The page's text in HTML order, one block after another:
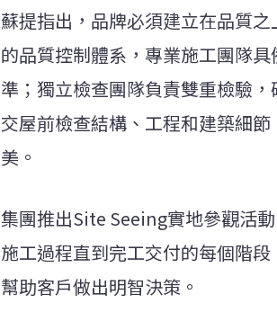
蘇提指出，品牌必須建立在品質
的品質控制體系，專業施工團隊
準；獨立檢查團隊負責雙重檢驗
交屋前檢查結構、工程和建築細
美。
集團推出Site Seeing實地參觀活
施工過程直到完工交付的每個階
幫助客戶做出明智決策。